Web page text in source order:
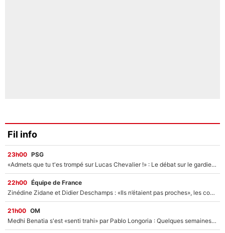
Fil info
23h00 PSG
«Admets que tu t'es trompé sur Lucas Chevalier !» : Le débat sur le gardien du PSG vire au clash à l'After Foot
22h00 Équipe de France
Zinédine Zidane et Didier Deschamps : «Ils n’étaient pas proches», les confidences d’un membre de l’équipe de France 1998 sur leur relation spéciale
21h00 OM
Medhi Benatia s'est «senti trahi» par Pablo Longoria : Quelques semaines après son départ, l'ancien directeur de football de l'OM règle ses comptes